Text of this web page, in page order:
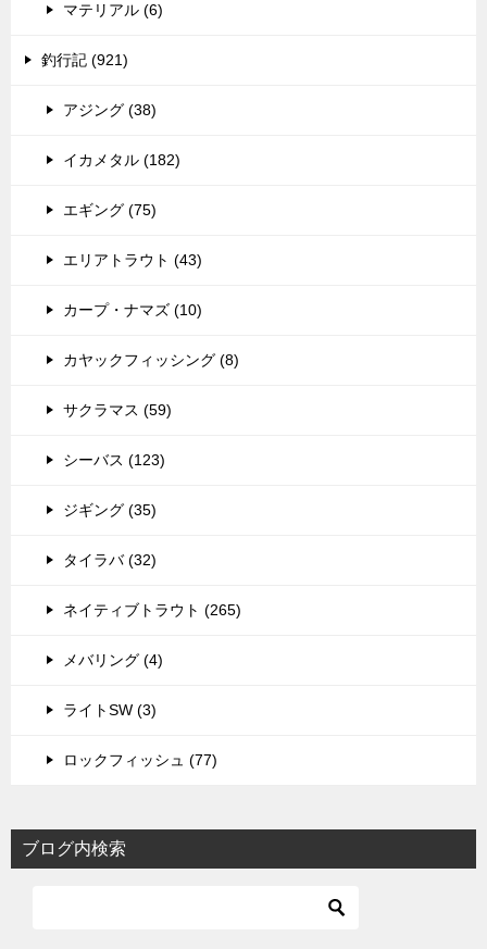
マテリアル (6)
釣行記 (921)
アジング (38)
イカメタル (182)
エギング (75)
エリアトラウト (43)
カープ・ナマズ (10)
カヤックフィッシング (8)
サクラマス (59)
シーバス (123)
ジギング (35)
タイラバ (32)
ネイティブトラウト (265)
メバリング (4)
ライトSW (3)
ロックフィッシュ (77)
ブログ内検索